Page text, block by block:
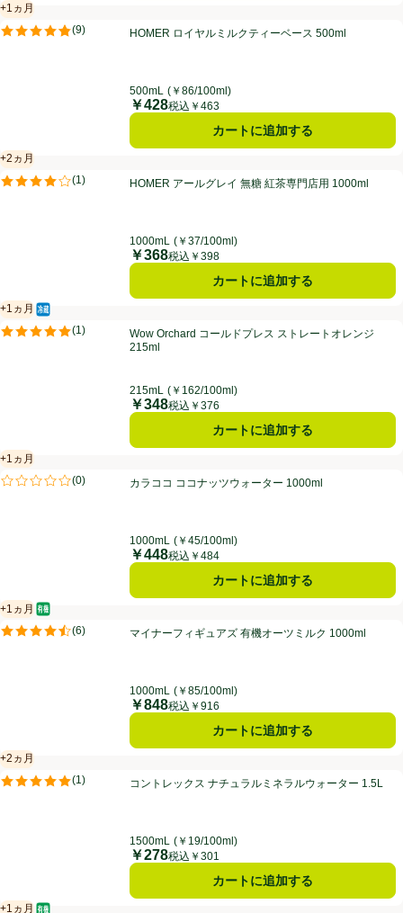
HOMER ロイヤルミルクティーベース 500ml
+1ヵ月
賞味・消費期限保証：1ヵ月
(9)
評価は9件のレビューで5点中4.8点。HOMER ロイヤルミルクティーベース 500ml
500mL (￥86/100ml)
価格
￥428税込￥463
カートに追加する
HOMER アールグレイ 無糖 紅茶専門店用 1000ml
+2ヵ月
賞味・消費期限保証：2ヵ月
(1)
評価は1件のレビューで5点中4.0点。HOMER アールグレイ 無糖 紅茶専門店用 1000ml
1000mL (￥37/100ml)
価格
￥368税込￥398
カートに追加する
Wow Orchard コールドプレス ストレートオレンジ 215ml
+1ヵ月
賞味・消費期限保証：1ヵ月
冷蔵食品
(1)
評価は1件のレビューで5点中5.0点。Wow Orchard コールドプレス ストレートオレンジ
215ml
215mL (￥162/100ml)
価格
￥348税込￥376
カートに追加する
カラココ ココナッツウォーター 1000ml
+1ヵ月
賞味・消費期限保証：1ヵ月
(0)
評価は0件のレビューで5点中0.0点。カラココ ココナッツウォーター 1000ml
1000mL (￥45/100ml)
価格
￥448税込￥484
カートに追加する
マイナーフィギュアズ 有機オーツミルク 1000ml
+1ヵ月
賞味・消費期限保証：1ヵ月
オーガニック/有機
(6)
評価は6件のレビューで5点中4.5点。マイナーフィギュアズ 有機オーツミルク 1000ml
1000mL (￥85/100ml)
価格
￥848税込￥916
カートに追加する
コントレックス ナチュラルミネラルウォーター 1.5L
+2ヵ月
賞味・消費期限保証：2ヵ月
(1)
評価は1件のレビューで5点中5.0点。コントレックス ナチュラルミネラルウォーター 1.5L
1500mL (￥19/100ml)
価格
￥278税込￥301
カートに追加する
+1ヵ月